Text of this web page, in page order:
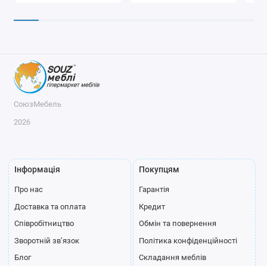
СоюзМебель
2026
Інформація
Про нас
Доставка та оплата
Співробітництво
Зворотній зв’язок
Блог
Покупцям
Гарантія
Кредит
Обмін та повернення
Політика конфіденційності
Складання меблів